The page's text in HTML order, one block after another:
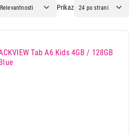
Prikaz